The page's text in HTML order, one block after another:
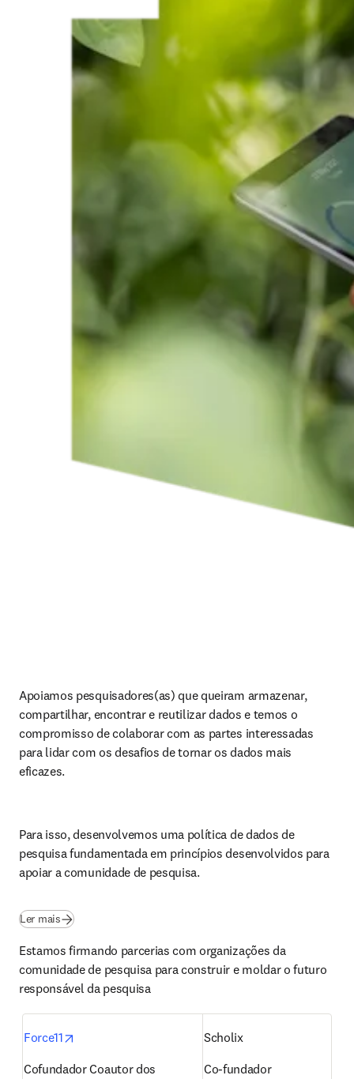
Apoiamos pesquisadores(as) que queiram armazenar,
compartilhar, encontrar e reutilizar dados e temos o
compromisso de colaborar com as partes interessadas
para lidar com os desafios de tornar os dados mais
eficazes.
Para isso, desenvolvemos uma política de dados de
pesquisa fundamentada em princípios desenvolvidos para
apoiar a comunidade de pesquisa.
Ler mais(abre em uma nova guia/janela
Estamos firmando parcerias com organizações da
comunidade de pesquisa para construir e moldar o futuro
responsável da pesquisa
Force11 opens in new tab/window
Cofundador Coautor dos
Scholix
Co-fundador